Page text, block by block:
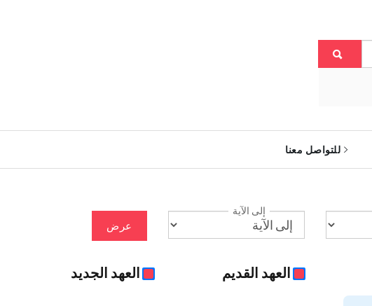
للتواصل معنا
إلى الآية
عرض
العهد القديم العهد الجديد